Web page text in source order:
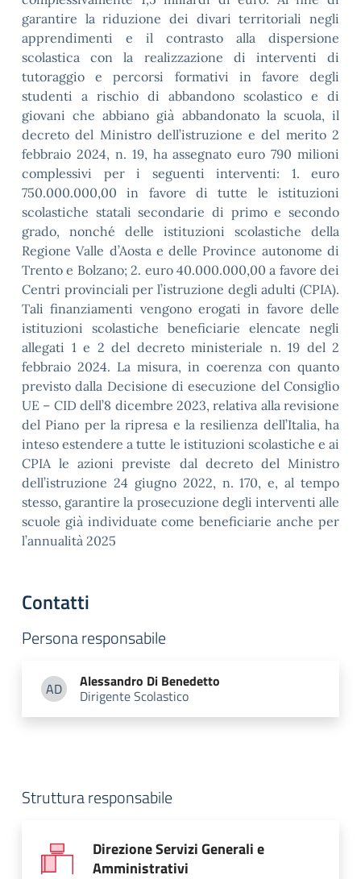
garantire la riduzione dei divari territoriali negli
apprendimenti e il contrasto alla dispersione
scolastica con la realizzazione di interventi di
tutoraggio e percorsi formativi in favore degli
studenti a rischio di abbandono scolastico e di
giovani che abbiano già abbandonato la scuola, il
decreto del Ministro dell’istruzione e del merito 2
febbraio 2024, n. 19, ha assegnato euro 790 milioni
complessivi per i seguenti interventi: 1. euro
750.000.000,00 in favore di tutte le istituzioni
scolastiche statali secondarie di primo e secondo
grado, nonché delle istituzioni scolastiche della
Regione Valle d’Aosta e delle Province autonome di
Trento e Bolzano; 2. euro 40.000.000,00 a favore dei
Centri provinciali per l’istruzione degli adulti (CPIA).
Tali finanziamenti vengono erogati in favore delle
istituzioni scolastiche beneficiarie elencate negli
allegati 1 e 2 del decreto ministeriale n. 19 del 2
febbraio 2024. La misura, in coerenza con quanto
previsto dalla Decisione di esecuzione del Consiglio
UE – CID dell’8 dicembre 2023, relativa alla revisione
del Piano per la ripresa e la resilienza dell’Italia, ha
inteso estendere a tutte le istituzioni scolastiche e ai
CPIA le azioni previste dal decreto del Ministro
dell’istruzione 24 giugno 2022, n. 170, e, al tempo
stesso, garantire la prosecuzione degli interventi alle
scuole già individuate come beneficiarie anche per
l’annualità 2025
Contatti
Persona responsabile
ADAlessandro Di Benedetto
Alessandro Di Benedetto
Dirigente Scolastico
Struttura responsabile
Direzione Servizi Generali e
Amministrativi